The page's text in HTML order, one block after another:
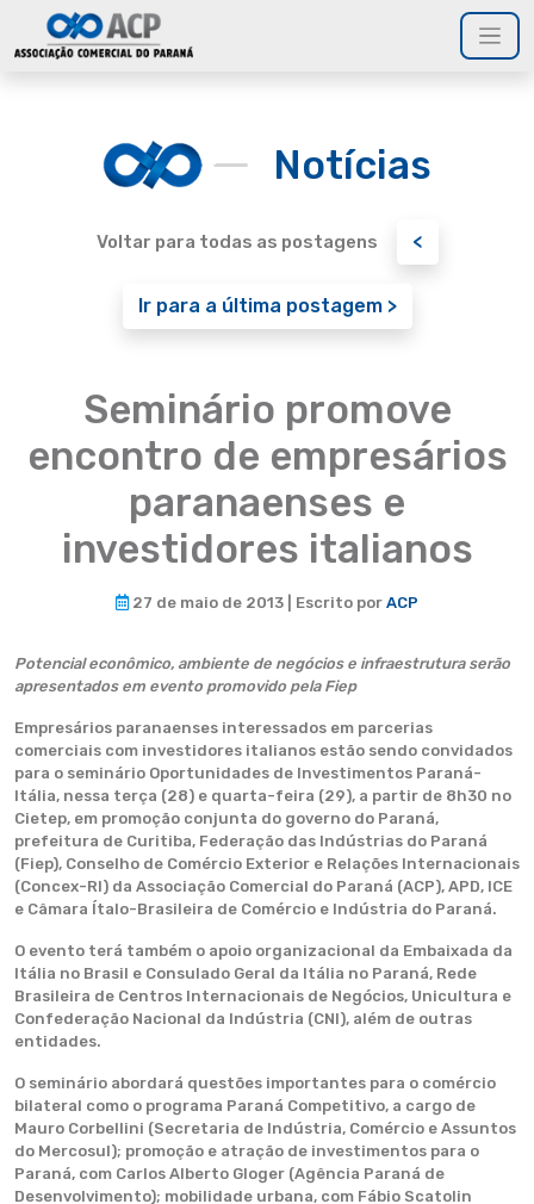
Notícias
Voltar para todas as postagens <
Ir para a última postagem >
Seminário promove
encontro de empresários
paranaenses e
investidores italianos
27 de maio de 2013 | Escrito por ACP
Potencial econômico, ambiente de negócios e infraestrutura serão
apresentados em evento promovido pela Fiep
Empresários paranaenses interessados em parcerias
comerciais com investidores italianos estão sendo convidados
para o seminário Oportunidades de Investimentos Paraná-
Itália, nessa terça (28) e quarta-feira (29), a partir de 8h30 no
Cietep, em promoção conjunta do governo do Paraná,
prefeitura de Curitiba, Federação das Indústrias do Paraná
(Fiep), Conselho de Comércio Exterior e Relações Internacionais
(Concex-RI) da Associação Comercial do Paraná (ACP), APD, ICE
e Câmara Ítalo-Brasileira de Comércio e Indústria do Paraná.
O evento terá também o apoio organizacional da Embaixada da
Itália no Brasil e Consulado Geral da Itália no Paraná, Rede
Brasileira de Centros Internacionais de Negócios, Unicultura e
Confederação Nacional da Indústria (CNI), além de outras
entidades.
O seminário abordará questões importantes para o comércio
bilateral como o programa Paraná Competitivo, a cargo de
Mauro Corbellini (Secretaria de Indústria, Comércio e Assuntos
do Mercosul); promoção e atração de investimentos para o
Paraná, com Carlos Alberto Gloger (Agência Paraná de
Desenvolvimento); mobilidade urbana, com Fábio Scatolin